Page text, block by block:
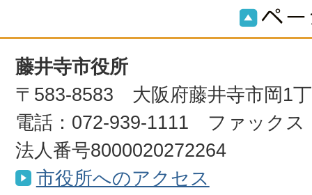
藤井寺市役所
〒583-8583 大阪府藤井寺市岡1
電話：072-939-1111 ファックス
法人番号8000020272264
市役所へのアクセス